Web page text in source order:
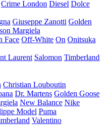
Crime London Diesel Dolce
Giuseppe Zanotti Golden
Margiela
Face Off-White On Onitsuka
Laurent Salomon Timberland
Christian Louboutin
Dr. Martens Golden Goose
New Balance Nike
Model Puma
Valentino